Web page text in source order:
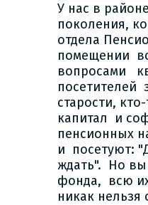
У нас в
поколения,
отдела
помещении
вопросами
посетителей
старости,
капитал и
пенсионных
и посетуют:
ждать". Но вы
фонда, всю
никак нельзя